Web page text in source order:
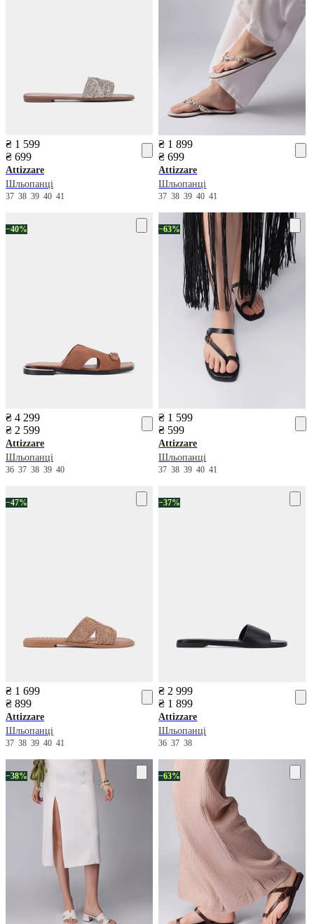
₴ 1 599
₴ 699
Attizzare
Шльопанці
37 38 39 40 41
₴ 1 899
₴ 699
Attizzare
Шльопанці
3738394041
−40%
₴ 4 299
₴ 2 599
Attizzare
Шльопанці
36 37 38 39 40
−63%
₴ 1 599
₴ 599
Attizzare
Шльопанці
3738394041
−47%
₴ 1 699
₴ 899
Attizzare
Шльопанці
37 38 39 40 41
−37%
₴ 2 999
₴ 1 899
Attizzare
Шльопанці
363738
−38% −63%